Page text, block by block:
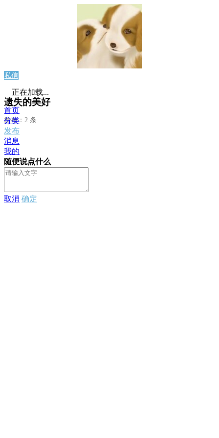
私信
遗失的美好
发布：2 条
正在加载...
首页
分类
发布
消息
我的
随便说点什么
取消 确定